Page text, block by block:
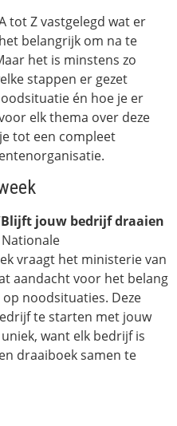
tot Z vastgelegd wat er
belangrijk om na te
het is minstens zo
stappen er gezet
én hoe je er
elk thema over deze
tot een compleet
Blijft jouw bedrijf draaien
vraagt het ministerie van
aandacht voor het belang
noodsituaties. Deze
te starten met jouw
want elk bedrijf is
draaiboek samen te